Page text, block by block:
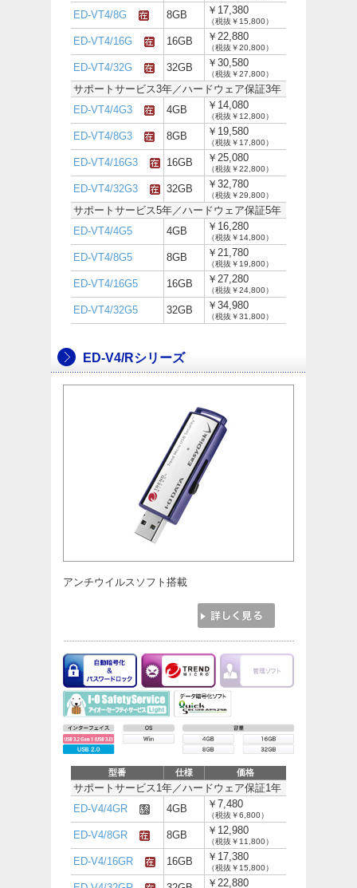
ED-VT4/8G 8GB ￥17,380
（税抜￥15,800）
ED-VT4/16G 16GB ￥22,880
（税抜￥20,800）
ED-VT4/32G 32GB ￥30,580
（税抜￥27,800）
サポートサービス3年／ハードウェア保証3年
ED-VT4/4G3
4GB ￥14,080
（税抜￥12,800）
ED-VT4/8G3 8GB ￥19,580
（税抜￥17,800）
ED-VT4/16G3 16GB ￥25,080
（税抜￥22,800）
ED-VT4/32G3 32GB ￥32,780
（税抜￥29,800）
サポートサービス5年／ハードウェア保証5年
ED-VT4/4G5
4GB ￥16,280
（税抜￥14,800）
ED-VT4/8G5 8GB ￥21,780
（税抜￥19,800）
ED-VT4/16G5 16GB ￥27,280
（税抜￥24,800）
ED-VT4/32G5 32GB ￥34,980
（税抜￥31,800）
ED-V4/Rシリーズ
アンチウイルスソフト搭載
型番 仕様 価格
サポートサービス1年／ハードウェア保証1年
ED-V4/4GR
4GB ￥7,480
（税抜￥6,800）
ED-V4/8GR 8GB ￥12,980
（税抜￥11,800）
ED-V4/16GR 16GB ￥17,380
（税抜￥15,800）
￥22,880